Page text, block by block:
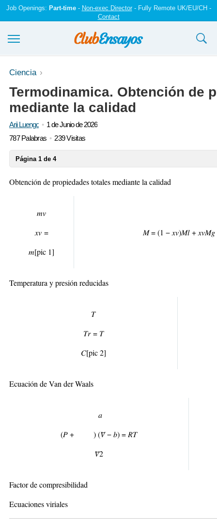
Job Openings: Part-time- Non-exec Director- Fully Remote UK/EU/CH -
Contact
Ensayos y trabajos
Registrarse
Iniciar sesión
Ciencia
Termodinamica. Obtención de
mediante la calidad
Arii Luengo
1 de Junio de 2026
787 Palabras
239 Visitas
Página 1 de 4
Obtención de propiedades totales mediante la calidad
𝑚𝑣
𝑥𝑣=
𝑚[pic 1]
𝑀 = (1 − 𝑥𝑣)𝑀𝑙+ 𝑥𝑣𝑀𝑔
Temperatura y presión reducidas
𝑇
𝑇𝑟= 𝑇
𝐶[pic 2]
Ecuación de Van der Waals
𝑎
(𝑃 + ) (𝑉̅ − 𝑏) = 𝑅𝑇
𝑉̅2
Factor de compresibilidad
Ecuaciones viriales